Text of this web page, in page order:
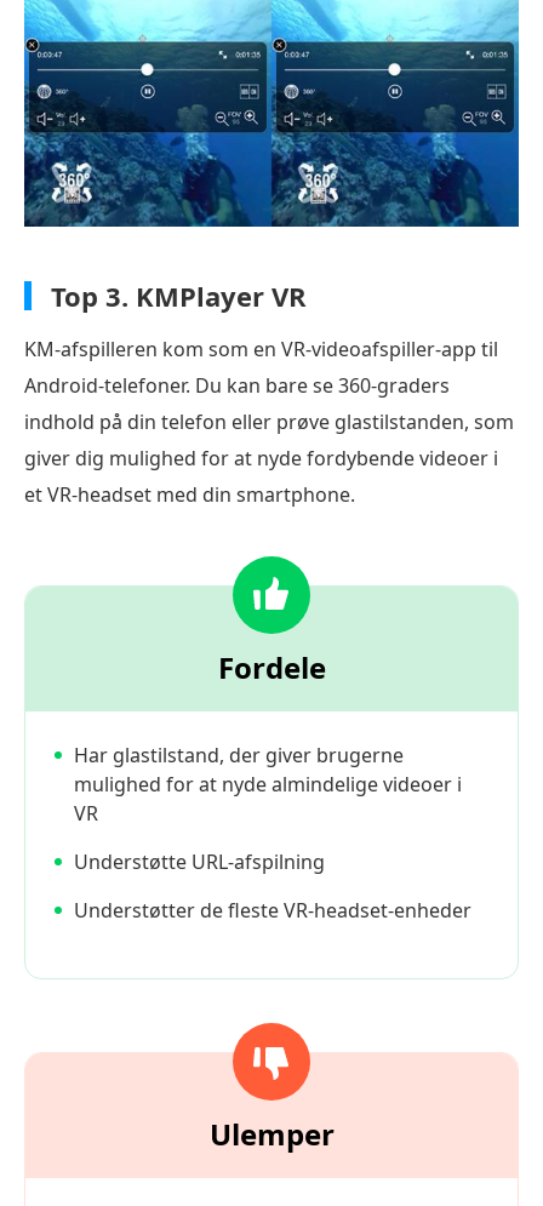
Top 3. KMPlayer VR
KM-afspilleren kom som en VR-videoafspiller-app til
Android-telefoner. Du kan bare se 360-graders
indhold på din telefon eller prøve glastilstanden, som
giver dig mulighed for at nyde fordybende videoer i
et VR-headset med din smartphone.
Fordele
Har glastilstand, der giver brugerne
mulighed for at nyde almindelige videoer i
VR
Understøtte URL-afspilning
Understøtter de fleste VR-headset-enheder
Ulemper